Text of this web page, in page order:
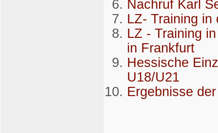
Nachruf Karl
LZ- Training in
LZ - Training
in Frankfurt
Hessische
U18/U21
Ergebnisse